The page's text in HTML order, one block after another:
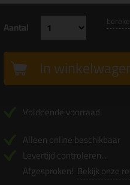
Aantal
In
Voldoende voorraad
Alleen online beschikbaar
Levertijd controleren...
Afgesproken! Bekijk onze